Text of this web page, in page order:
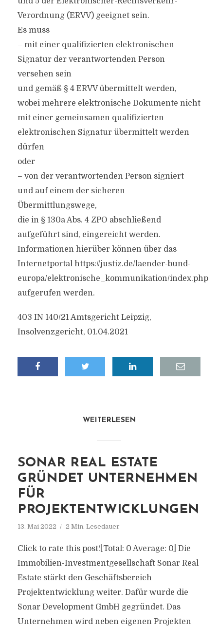
Verordnung (ERVV) geeignet sein.
Es muss
– mit einer qualifizierten elektronischen
Signatur der verantwortenden Person
versehen sein
und gemäß § 4 ERVV übermittelt werden,
wobei mehrere elektronische Dokumente nicht
mit einer gemeinsamen qualifizierten
elektronischen Signatur übermittelt werden
dürfen
oder
– von der verantwortenden Person signiert
und auf einem der sicheren
Übermittlungswege,
die in § 130a Abs. 4 ZPO abschließend
aufgeführt sind, eingereicht werden.
Informationen hierüber können über das
Internetportal https://justiz.de/laender-bund-
europa/elektronische_kommunikation/index.php
aufgerufen werden.
403 IN 140/21 Amtsgericht Leipzig,
Insolvenzgericht, 01.04.2021
WEITERLESEN
SONAR REAL ESTATE
GRÜNDET UNTERNEHMEN
FÜR
PROJEKTENTWICKLUNGEN
13. Mai 2022 2 Min. Lesedauer
Click to rate this post![Total: 0 Average: 0] Die
Immobilien-Investmentgesellschaft Sonar Real
Estate stärkt den Geschäftsbereich
Projektentwicklung weiter. Dafür wurde die
Sonar Development GmbH gegründet. Das
Unternehmen wird neben eigenen Projekten